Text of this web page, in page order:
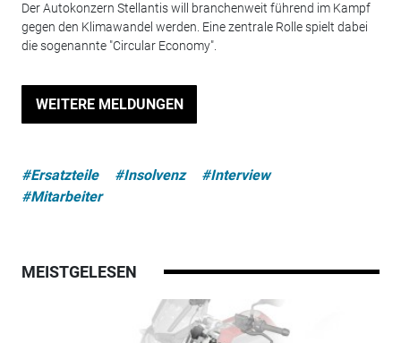
Der Autokonzern Stellantis will branchenweit führend im Kampf
gegen den Klimawandel werden. Eine zentrale Rolle spielt dabei
die sogenannte "Circular Economy".
WEITERE MELDUNGEN
#Ersatzteile #Insolvenz
#Interview
#Mitarbeiter
MEISTGELESEN